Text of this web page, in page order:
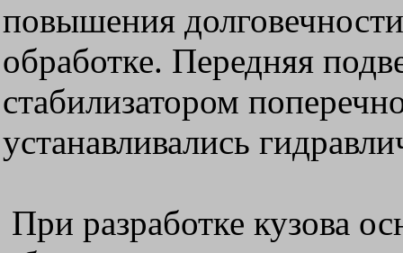
повышения
обработке. Передняя
стабилизатором
устанавливались
При разработке кузова